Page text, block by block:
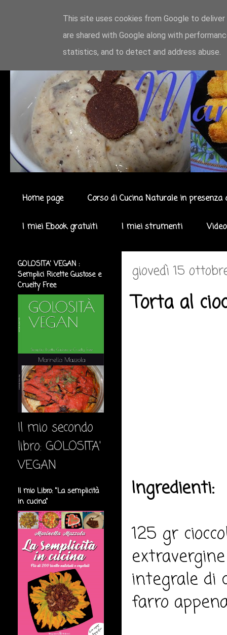
Home page Corso di Cucina Naturale in presenza
I miei Ebook gratuiti I miei strumenti
giovedì 15
Torta al
Ingredienti:
125 gr
integrale di
farro
GOLOSITA' VEGAN :
Semplici Ricette Gustose e
Cruelty Free
Il mio secondo
libro: GOLOSITA'
VEGAN
Il mio Libro: "La semplicità
in cucina"
This site uses cookies from Google to
are shared with Google along with
statistics, and to detect and address abuse.